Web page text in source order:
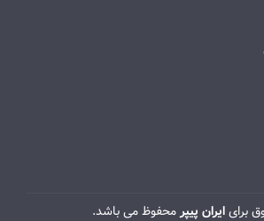
برایایران پیپرمحفوظ می باشد.